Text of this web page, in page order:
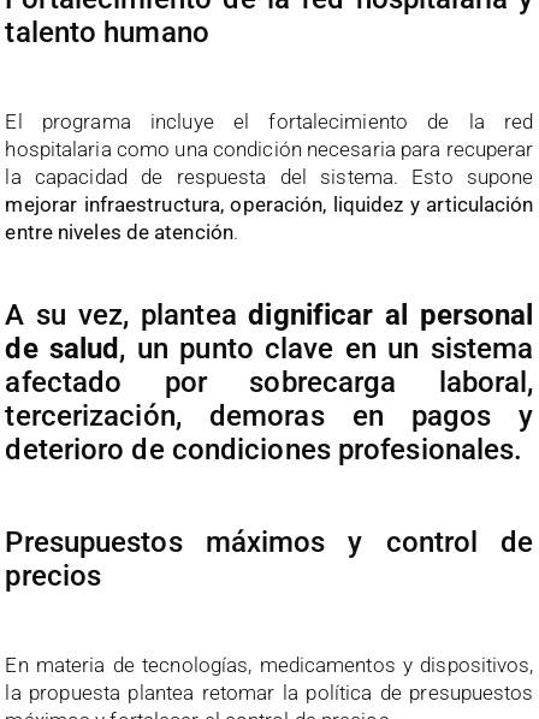
talento humano
El programa incluye el fortalecimiento de la red
hospitalaria como una condición necesaria para recuperar
la capacidad de respuesta del sistema. Esto supone
mejorar infraestructura, operación, liquidez y articulación
entre niveles de atención.
A su vez, planteadignificar al personal
de salud, un punto clave en un sistema
afectado por sobrecarga laboral,
tercerización, demoras en pagos y
deterioro de condiciones profesionales.
Presupuestos máximos y control de
precios
En materia de tecnologías, medicamentos y dispositivos,
la propuesta plantea retomar la política de presupuestos